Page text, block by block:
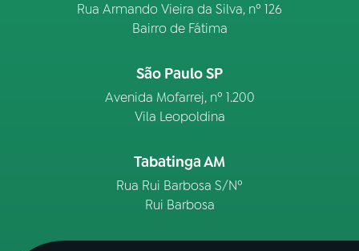
Rua Armando Vieira da Silva, nº 126
Bairro de Fátima
São Paulo SP
Avenida Mofarrej, nº 1.200
Vila Leopoldina
Tabatinga AM
Rua Rui Barbosa S/Nº
Rui Barbosa